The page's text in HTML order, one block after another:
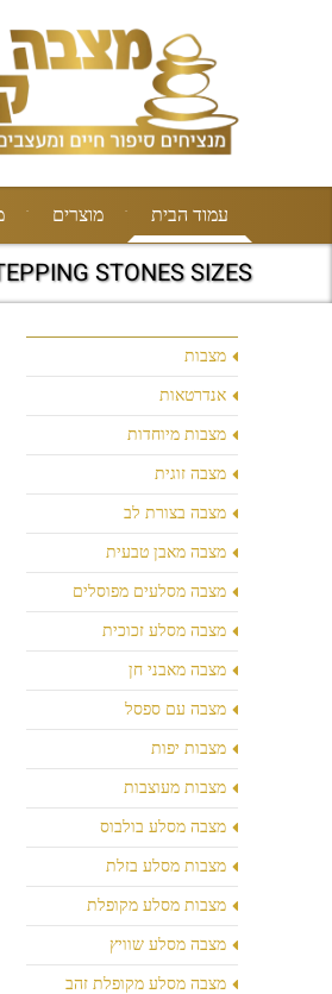
עמוד הבית מוצרים
STONES SIZES<
מצבות
אנדרטאות
מצבות מיוחדות
מצבה זוגית
מצבה בצורת לב
מצבה מאבן טבעית
מצבה מסלעים מפוסלים
מצבה מסלע זכוכית
מצבה מאבני חן
מצבה עם ספסל
מצבות יפות
מצבות מעוצבות
מצבה מסלע בולבוס
מצבות מסלע בזלת
מצבות מסלע מקופלת
מצבה מסלע שוויץ
מצבה מסלע מקופלת זהב